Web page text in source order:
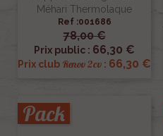
Méhari Thermolaque
Ref :001686
78,00 €
Prix public : 66,30 €
Prix club Renov 2cv : 66,30 €
Pack